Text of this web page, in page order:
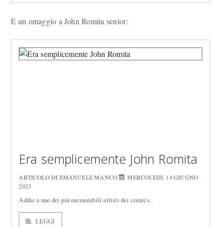
E un omaggio a John Romita senior:
Era semplicemente John Romita
ARTICOLO DI EMANUELE MANCO
MERCOLEDÌ, 14 GIUGNO
2023
Addio a uno dei più memorabili artisti dei comics.
LEGGI